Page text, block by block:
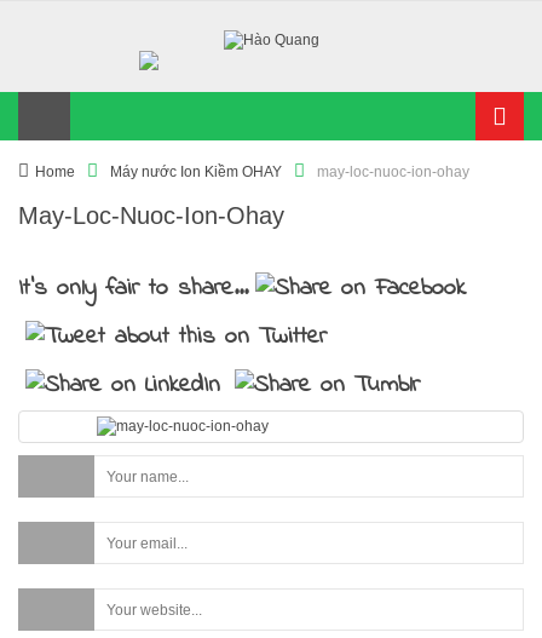
Home Máy nước Ion Kiềm OHAY may-loc-nuoc-ion-ohay
May-Loc-Nuoc-Ion-Ohay
It's only fair to share...